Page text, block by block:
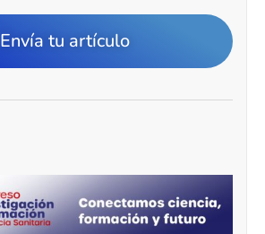
Envía tu artículo